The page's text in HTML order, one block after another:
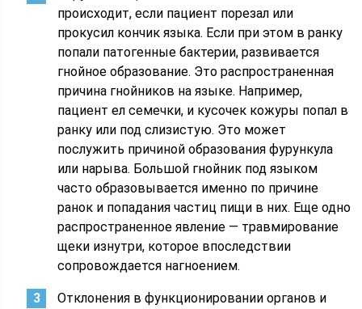
происходит, если пациент порезал или
прокусил кончик языка. Если при этом в ранку
попали патогенные бактерии, развивается
гнойное образование. Это распространенная
причина гнойников на языке. Например,
пациент ел семечки, и кусочек кожуры попал в
ранку или под слизистую. Это может
послужить причиной образования фурункула
или нарыва. Большой гнойник под языком
часто образовывается именно по причине
ранок и попадания частиц пищи в них. Еще одно
распространенное явление — травмирование
щеки изнутри, которое впоследствии
сопровождается нагноением.
Отклонения в функционировании органов и